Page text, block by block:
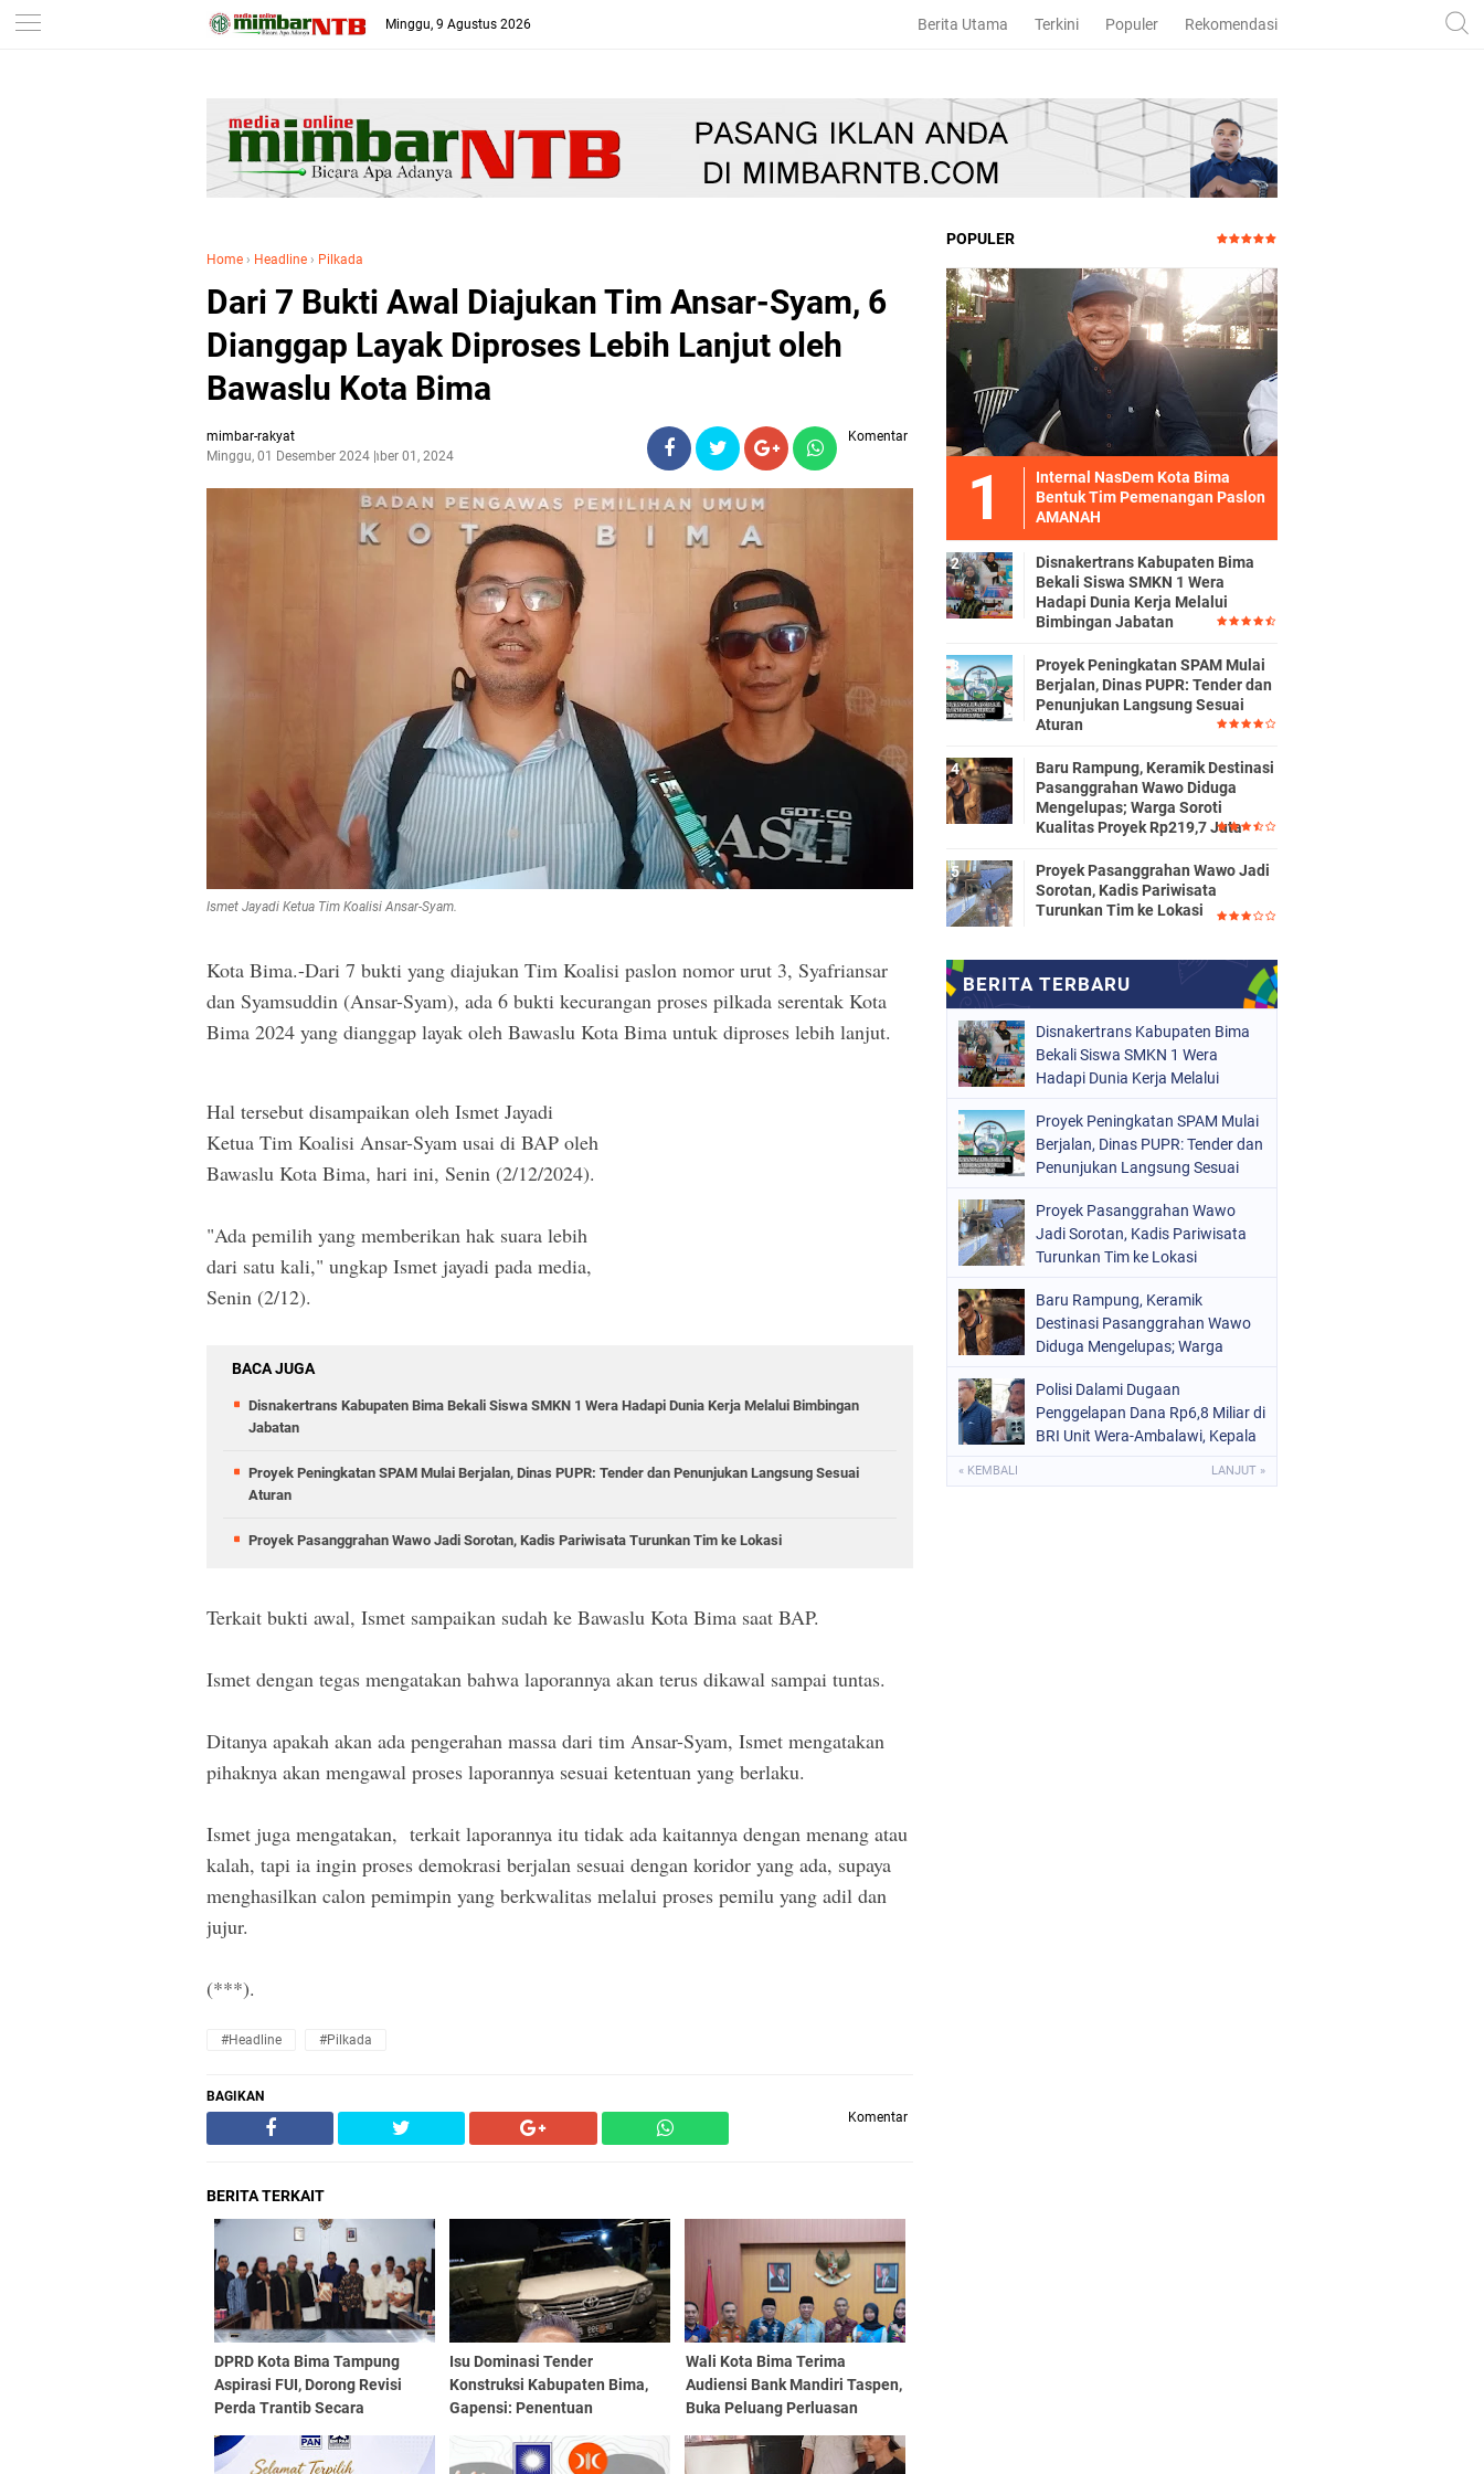
-->
Minggu, 9 Agustus 2026 Berita Utama Terkini Populer Rekomendasi
Home › Headline › Pilkada
Dari 7 Bukti Awal Diajukan Tim Ansar-Syam, 6
Dianggap Layak Diproses Lebih Lanjut oleh
Bawaslu Kota Bima
mimbar-rakyat
Minggu, 01 Desember 2024Desember 01, 2024
Komentar
Ismet Jayadi Ketua Tim Koalisi Ansar-Syam.
Kota Bima.-Dari 7 bukti yang diajukan Tim Koalisi paslon nomor urut 3, Syafriansar
dan Syamsuddin (Ansar-Syam), ada 6 bukti kecurangan proses pilkada serentak Kota
Bima 2024 yang dianggap layak oleh Bawaslu Kota Bima untuk diproses lebih lanjut.
Hal tersebut disampaikan oleh Ismet Jayadi
Ketua Tim Koalisi Ansar-Syam usai di BAP oleh
Bawaslu Kota Bima, hari ini, Senin (2/12/2024).
"Ada pemilih yang memberikan hak suara lebih
dari satu kali," ungkap Ismet jayadi pada media,
Senin (2/12).
BACA JUGA
Disnakertrans Kabupaten Bima Bekali Siswa SMKN 1 Wera Hadapi Dunia Kerja Melalui Bimbingan
Jabatan
Proyek Peningkatan SPAM Mulai Berjalan, Dinas PUPR: Tender dan Penunjukan Langsung Sesuai
Aturan
Proyek Pasanggrahan Wawo Jadi Sorotan, Kadis Pariwisata Turunkan Tim ke Lokasi
Terkait bukti awal, Ismet sampaikan sudah ke Bawaslu Kota Bima saat BAP.
Ismet dengan tegas mengatakan bahwa laporannya akan terus dikawal sampai tuntas.
Ditanya apakah akan ada pengerahan massa dari tim Ansar-Syam, Ismet mengatakan
pihaknya akan mengawal proses laporannya sesuai ketentuan yang berlaku.
Ismet juga mengatakan, terkait laporannya itu tidak ada kaitannya dengan menang atau
kalah, tapi ia ingin proses demokrasi berjalan sesuai dengan koridor yang ada, supaya
menghasilkan calon pemimpin yang berkwalitas melalui proses pemilu yang adil dan
jujur.
(***).
#Headline #Pilkada
BAGIKAN
Komentar
BERITA TERKAIT
DPRD Kota Bima Tampung
Aspirasi FUI, Dorong Revisi
Perda Trantib Secara
Isu Dominasi Tender
Konstruksi Kabupaten Bima,
Gapensi: Penentuan
Aturan, Bukan Keanggotaan
Wali Kota Bima Terima
Audiensi Bank Mandiri Taspen,
Buka Peluang Perluasan
POPULER
Internal NasDem Kota Bima
Bentuk Tim Pemenangan Paslon
AMANAH
Disnakertrans Kabupaten Bima
Bekali Siswa SMKN 1 Wera
Hadapi Dunia Kerja Melalui
Bimbingan Jabatan
Proyek Peningkatan SPAM Mulai
Berjalan, Dinas PUPR: Tender dan
Penunjukan Langsung Sesuai
Aturan
Baru Rampung, Keramik Destinasi
Pasanggrahan Wawo Diduga
Mengelupas; Warga Soroti
Kualitas Proyek Rp219,7 Juta
Proyek Pasanggrahan Wawo Jadi
Sorotan, Kadis Pariwisata
Turunkan Tim ke Lokasi
Disnakertrans Kabupaten Bima
Bekali Siswa SMKN 1 Wera
Hadapi Dunia Kerja Melalui
Proyek Peningkatan SPAM Mulai
Berjalan, Dinas PUPR: Tender dan
Penunjukan Langsung Sesuai
Proyek Pasanggrahan Wawo
Jadi Sorotan, Kadis Pariwisata
Turunkan Tim ke Lokasi
Baru Rampung, Keramik
Destinasi Pasanggrahan Wawo
Diduga Mengelupas; Warga
Juta
Polisi Dalami Dugaan
Penggelapan Dana Rp6,8 Miliar di
BRI Unit Wera-Ambalawi, Kepala
« KEMBALI LANJUT »